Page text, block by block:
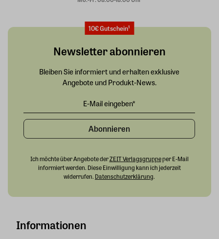
Informationen
10€ Gutschein¹
Newsletter abonnieren
Bleiben Sie informiert und erhalten exklusive
Angebote und Produkt-News.
Abonnieren
Ich möchte über Angebote derZEIT Verlagsgruppeper E-Mail
informiert werden. Diese Einwilligung kann ich jederzeit
widerrufen. Datenschutzerklärung.